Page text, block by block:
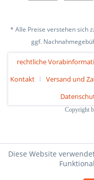
* Alle Preise verstehen sich
ggf.
rechtliche
Kontakt
Versand und
Copyright
Diese Website